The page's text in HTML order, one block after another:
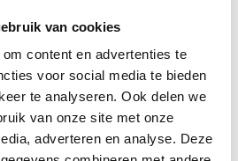
van cookies
content en advertenties te
voor social media te bieden
te analyseren. Ook delen we
van onze site met onze
adverteren en analyse. Deze
opzeggen met